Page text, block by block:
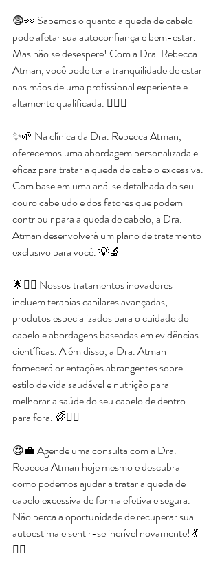
😨👀 Sabemos o quanto a queda de cabelo
pode afetar sua autoconfiança e bem-estar.
Mas não se desespere! Com a Dra. Rebecca
Atman, você pode ter a tranquilidade de estar
nas mãos de uma profissional experiente e
altamente qualificada. 💇‍♀️✨
✨🌱 Na clínica da Dra. Rebecca Atman,
oferecemos uma abordagem personalizada e
eficaz para tratar a queda de cabelo excessiva.
Com base em uma análise detalhada do seu
couro cabeludo e dos fatores que podem
contribuir para a queda de cabelo, a Dra.
Atman desenvolverá um plano de tratamento
exclusivo para você. 💡🔬
🌟💆‍♀️ Nossos tratamentos inovadores
incluem terapias capilares avançadas,
produtos especializados para o cuidado do
cabelo e abordagens baseadas em evidências
científicas. Além disso, a Dra. Atman
fornecerá orientações abrangentes sobre
estilo de vida saudável e nutrição para
melhorar a saúde do seu cabelo de dentro
para fora. 🌈💇‍♂️
😍💼 Agende uma consulta com a Dra.
Rebecca Atman hoje mesmo e descubra
como podemos ajudar a tratar a queda de
cabelo excessiva de forma efetiva e segura.
Não perca a oportunidade de recuperar sua
autoestima e sentir-se incrível novamente! 💃
💁‍♂️